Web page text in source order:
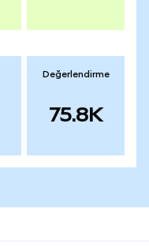
Değerlendirme
75.8K